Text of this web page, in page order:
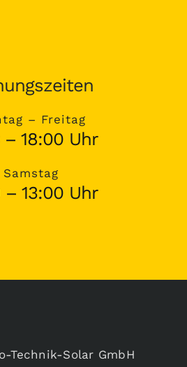
– Freitag
18:00 Uhr
Samstag
13:00 Uhr
Technik-Solar GmbH